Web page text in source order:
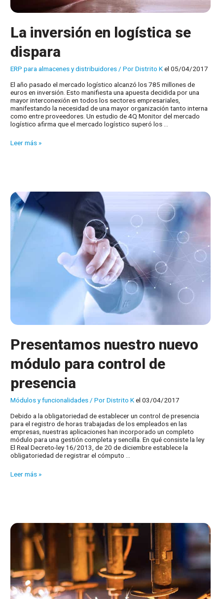
La inversión en logística se
dispara
ERP para almacenes y distribuidores/ PorDistrito Kel 05/04/2017
El año pasado el mercado logístico alcanzó los 785 millones de
euros en inversión. Esto manifiesta una apuesta decidida por una
mayor interconexión en todos los sectores empresariales,
manifestando la necesidad de una mayor organización tanto interna
como entre proveedores. Un estudio de 4Q Monitor del mercado
logístico afirma que el mercado logístico superó los …
La
Leer más »
Presentamos nuestro nuevo
módulo para control de
presencia
Módulos y funcionalidades / PorDistrito Kel 03/04/2017
Debido a la obligatoriedad de establecer un control de presencia
para el registro de horas trabajadas de los empleados en las
empresas, nuestras aplicaciones han incorporado un completo
módulo para una gestión completa y sencilla. En qué consiste la ley
El Real Decreto-ley 16/2013, de 20 de diciembre establece la
obligatoriedad de registrar el cómputo …
Presentamos
presencia
Leer más »